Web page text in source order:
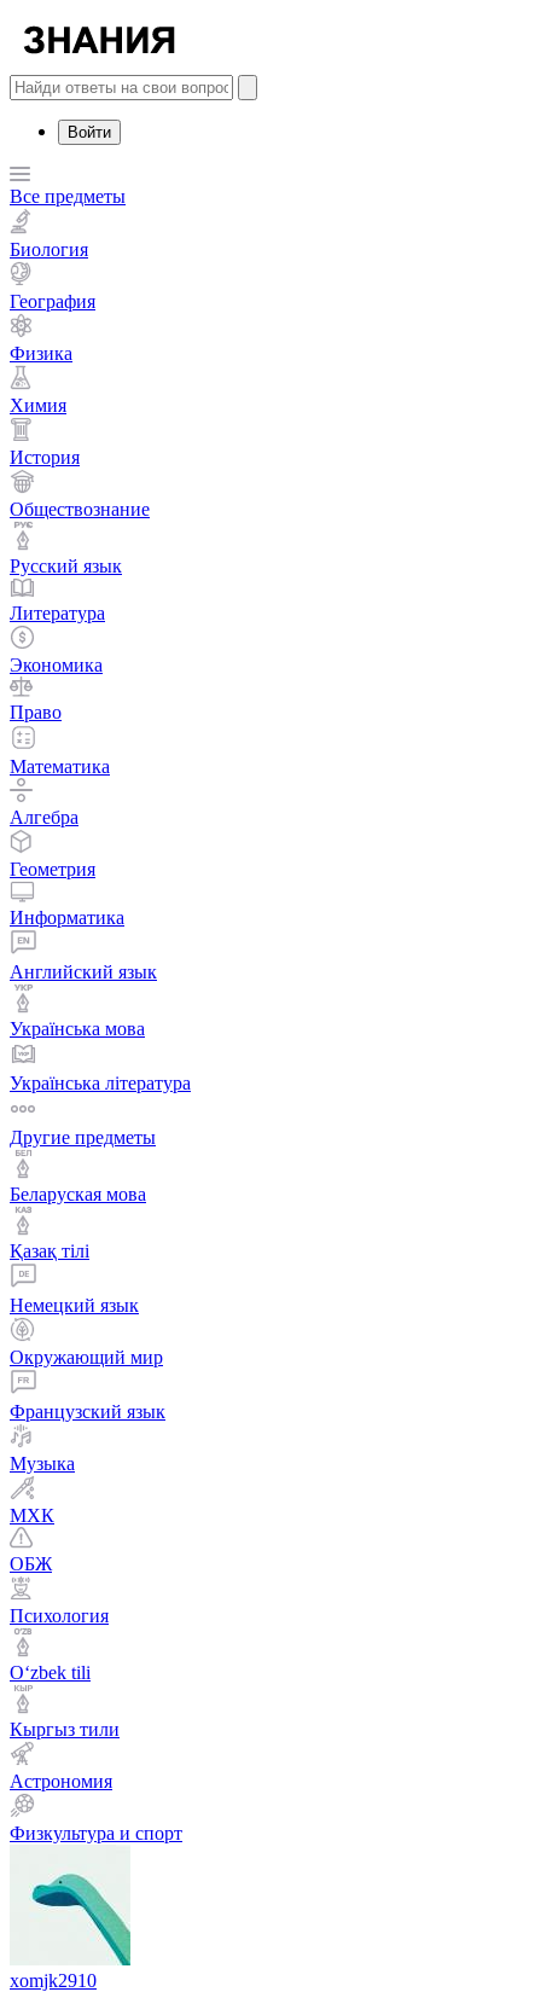
Войти
Все предметы
Биология
География
Физика
Химия
История
Обществознание
Русский язык
Литература
Экономика
Право
Математика
Алгебра
Геометрия
Информатика
Английский язык
Українська мова
Українська література
Другие предметы
Беларуская мова
Қазақ тiлi
Немецкий язык
Окружающий мир
Французский язык
Музыка
МХК
ОБЖ
Психология
Оʻzbek tili
Кыргыз тили
Астрономия
Физкультура и спорт
xomjk2910